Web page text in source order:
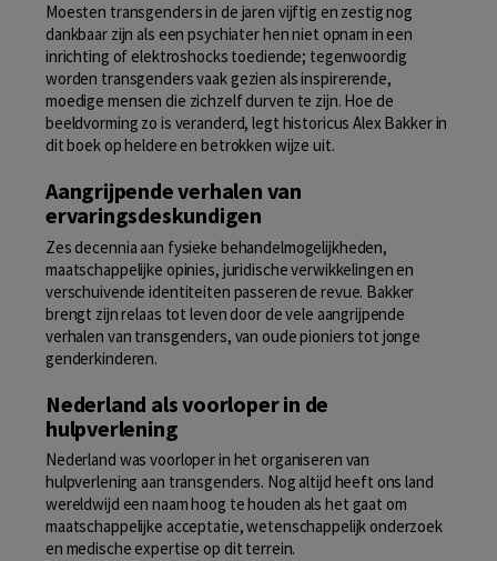
Moesten transgenders in de jaren vijftig en zestig nog
dankbaar zijn als een psychiater hen niet opnam in een
inrichting of elektroshocks toediende; tegenwoordig
worden transgenders vaak gezien als inspirerende,
moedige mensen die zichzelf durven te zijn. Hoe de
beeldvorming zo is veranderd, legt historicus Alex Bakker in
dit boek op heldere en betrokken wijze uit.
Aangrijpende verhalen van
ervaringsdeskundigen
Zes decennia aan fysieke behandelmogelijkheden,
maatschappelijke opinies, juridische verwikkelingen en
verschuivende identiteiten passeren de revue. Bakker
brengt zijn relaas tot leven door de vele aangrijpende
verhalen van transgenders, van oude pioniers tot jonge
genderkinderen.
Nederland als voorloper in de
hulpverlening
Nederland was voorloper in het organiseren van
hulpverlening aan transgenders. Nog altijd heeft ons land
wereldwijd een naam hoog te houden als het gaat om
maatschappelijke acceptatie, wetenschappelijk onderzoek
en medische expertise op dit terrein.